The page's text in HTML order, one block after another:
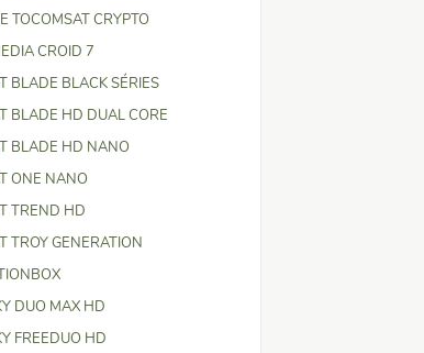
TOCOMSAT CRYPTO
CROID 7
BLADE BLACK SÉRIES
BLADE HD DUAL CORE
BLADE HD NANO
ONE NANO
TREND HD
TROY GENERATION
DUO MAX HD
FREEDUO HD